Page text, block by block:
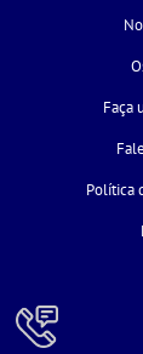
Faça
Política